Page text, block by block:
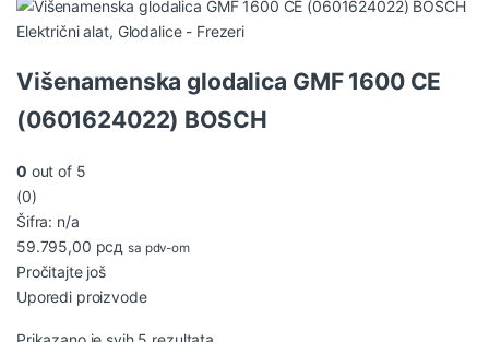
Električni alat, Glodalice - Frezeri
Višenamenska glodalica GMF 1600 CE
(0601624022) BOSCH
0 out of 5
(0)
Šifra: n/a
59.795,00 рсд sa pdv-om
Pročitajte još
Uporedi proizvode
Sortirano po najnovijem